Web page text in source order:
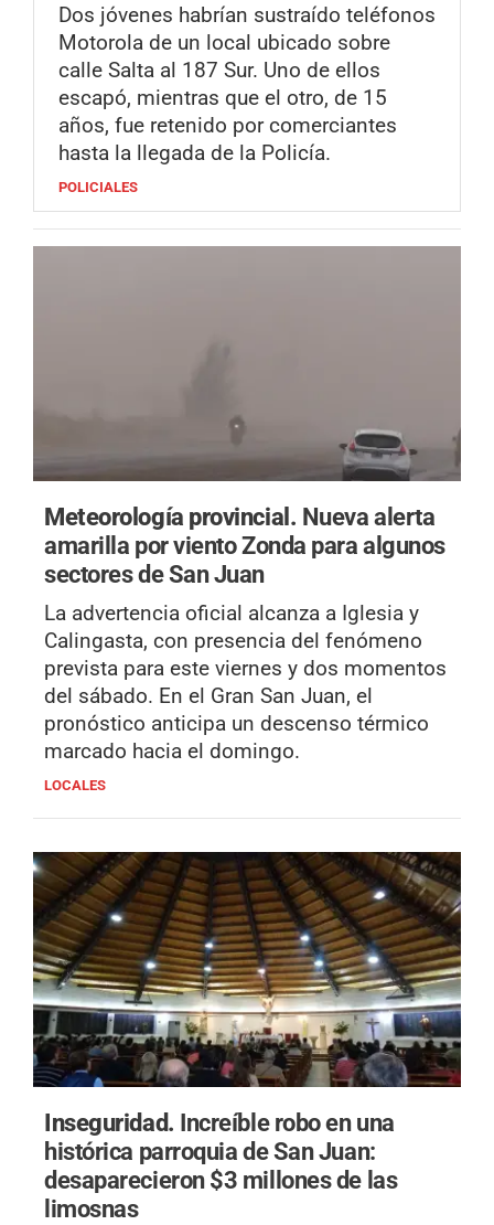
Dos jóvenes habrían sustraído teléfonos
Motorola de un local ubicado sobre
calle Salta al 187 Sur. Uno de ellos
escapó, mientras que el otro, de 15
años, fue retenido por comerciantes
hasta la llegada de la Policía.
POLICIALES
Meteorología provincial. Nueva alerta
amarilla por viento Zonda para algunos
sectores de San Juan
La advertencia oficial alcanza a Iglesia y
Calingasta, con presencia del fenómeno
prevista para este viernes y dos momentos
del sábado. En el Gran San Juan, el
pronóstico anticipa un descenso térmico
marcado hacia el domingo.
LOCALES
Inseguridad. Increíble robo en una
histórica parroquia de San Juan:
desaparecieron $3 millones de las
limosnas